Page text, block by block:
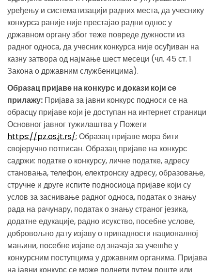
уређењу и систематизацији радних места, да учеснику
конкурса раније није престајао радни однос у
државном органу због теже повреде дужности из
радног односа, да учесник конкурса није осуђиван на
казну затвора од најмање шест месеци (чл. 45 ст. 1
Закона о државним службеницима).
Образац пријаве на конкурс и докази који се
прилажу: Пријава за јавни конкурс подноси се на
обрасцу пријаве који је доступан на интернет страници
Основног јавног тужилаштва у Пожеги
https://pz.os.jt.rs/; Образац пријаве мора бити
својеручно потписан. Образац пријаве на конкурс
садржи: податке о конкурсу, личне податке, адресу
становања, телефон, електронску адресу, образовање,
стручне и друге испите подносиоца пријаве који су
услов за заснивање радног односа, податак о знању
рада на рачунару, податак о знању страног језика,
додатне едукације, радно исукство, посебне услове,
добровољно дату изјаву о припадности националној
мањини, посебне изјаве од значаја за учешће у
конкурсним поступцима у државним органима. Пријава
на јавни конкурс се може поднети путем поште или